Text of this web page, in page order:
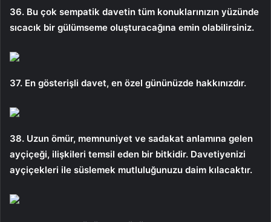
36. Bu çok sempatik davetin tüm konuklarınızın yüzünde
sıcacık bir gülümseme oluşturacağına emin olabilirsiniz.
37. En gösterişli davet, en özel gününüzde hakkınızdır.
38. Uzun ömür, memnuniyet ve sadakat anlamına gelen
ayçiçeği, ilişkileri temsil eden bir bitkidir. Davetiyenizi
ayçiçekleri ile süslemek mutluluğunuzu daim kılacaktır.